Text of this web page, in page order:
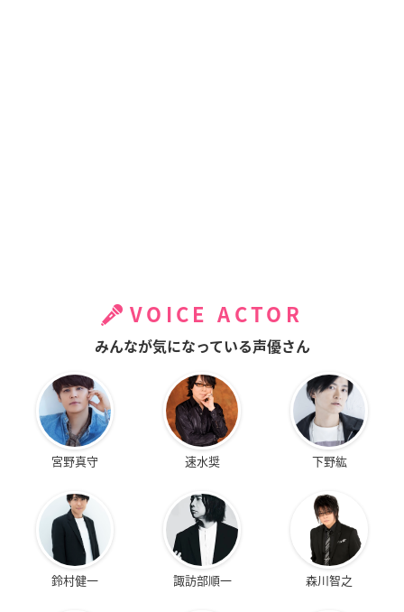
VOICE ACTOR
みんなが気になっている声優さん
宮野真守 速水奨 下野紘
鈴村健一 諏訪部順一 森川智之